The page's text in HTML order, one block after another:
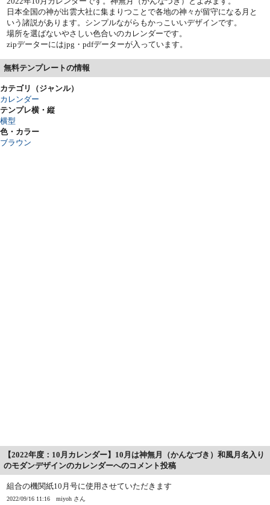
日本全国の神が出雲大社に集まりつことで各地の神々が留守になる月と
いう諸説があります。シンプルながらもかっこいいデザインです。
場所を選ばないやさしい色合いのカレンダーです。
zipデーターにはjpg・pdfデーターが入っています。
無料テンプレートの情報
カテゴリ（ジャンル）
カレンダー
テンプレ横・縦
横型
色・カラー
ブラウン
【2022年度：10月カレンダー】10月は神無月（かんなづき）和風月名入り
のモダンデザインのカレンダーへのコメント投稿
組合の機関紙10月号に使用させていただきます
2022/09/16 11:16 miyoh さん